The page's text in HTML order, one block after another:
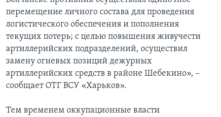
перемещение личного состава для проведения
логистического обеспечения и пополнения
текущих потерь; с целью повышения живучести
артиллерийских подразделений, осуществил
замену огневых позиций дежурных
артиллерийских средств в районе Шебекино», –
сообщает ОТГ ВСУ «Харьков».
Тем временем оккупационные власти